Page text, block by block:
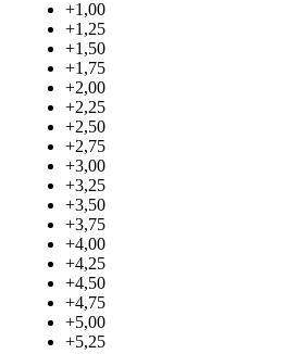
+1,00
+1,25
+1,50
+1,75
+2,00
+2,25
+2,50
+2,75
+3,00
+3,25
+3,50
+3,75
+4,00
+4,25
+4,50
+4,75
+5,00
+5,25